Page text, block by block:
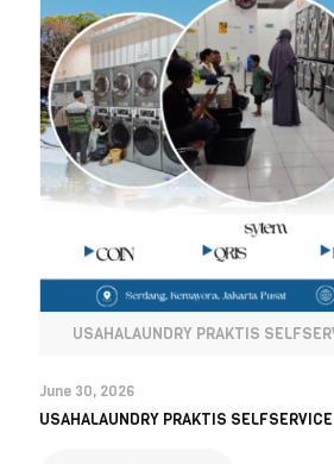
USAHALAUNDRY PRAKTIS
June 30, 2026
USAHALAUNDRY PRAKTIS